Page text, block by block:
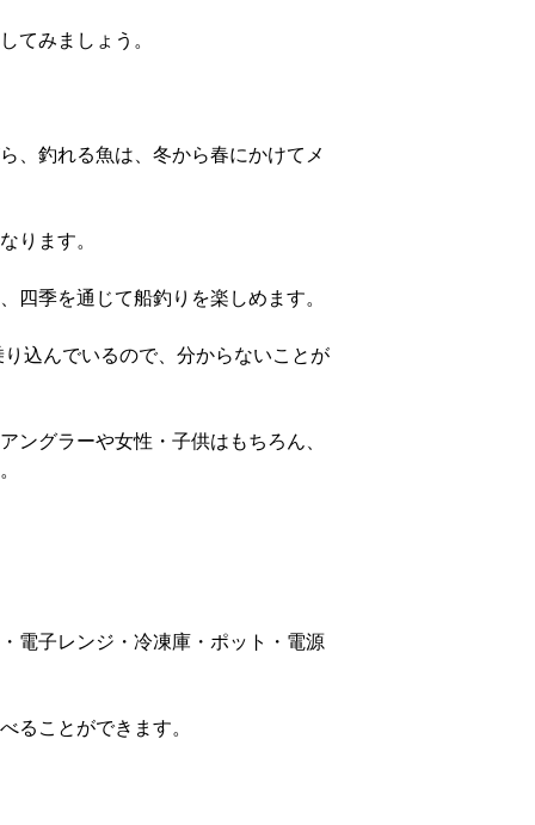
てみましょう。
、釣れる魚は、冬から春にかけてメ
ります。
四季を通じて船釣りを楽しめます。
込んでいるので、分からないことが
ングラーや女性・子供はもちろん、
電子レンジ・冷凍庫・ポット・電源
ることができます。